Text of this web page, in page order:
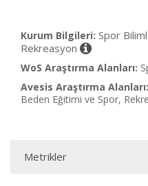
Kurum Bilgileri: Spor
Rekreasyon
WoS Araştırma Alanları:
Avesis Araştırma Alanları:
Beden Eğitimi ve Spor,
Metrikler